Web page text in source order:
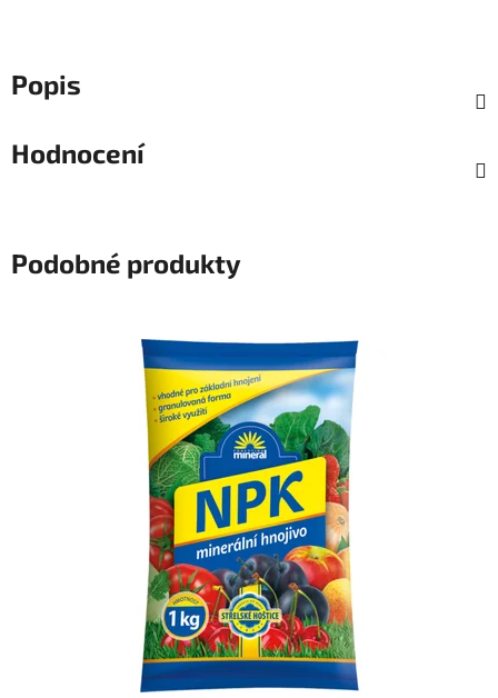
Popis
Hodnocení
Podobné produkty